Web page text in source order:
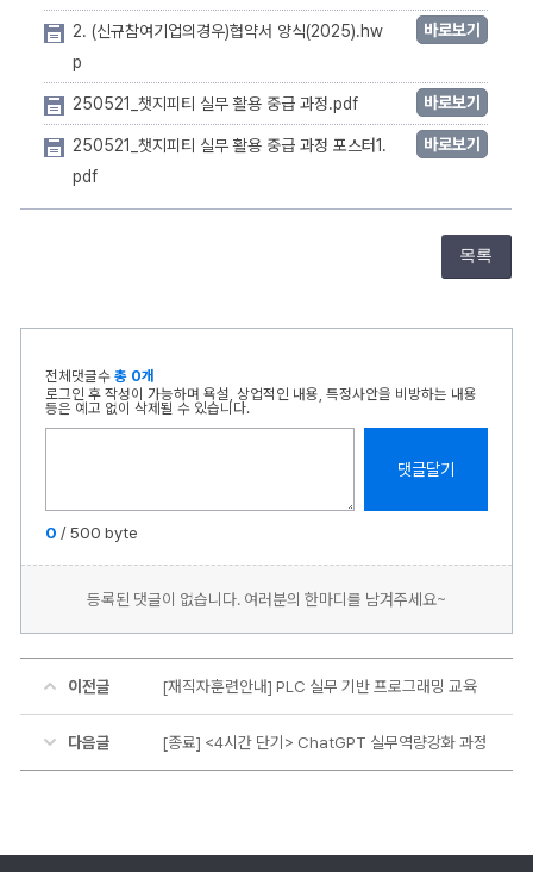
2. (신규참여기업의경우)협약서 양식(2025).hw
p
바로보기
250521_챗지피티 실무 활용 중급 과정.pdf 바로보기
250521_챗지피티 실무 활용 중급 과정 포스터1.
pdf
바로보기
목록
전체댓글수 총 0개
로그인 후 작성이 가능하며 욕설, 상업적인 내용, 특정사안을 비방하는 내용
등은 예고 없이 삭제될 수 있습니다.
댓글달기
0 /500 byte
등록된 댓글이 없습니다. 여러분의 한마디를 남겨주세요~
이전글 [재직자훈련안내] PLC 실무 기반 프로그래밍 교육
다음글 [종료] <4시간 단기> ChatGPT 실무역량강화 과정